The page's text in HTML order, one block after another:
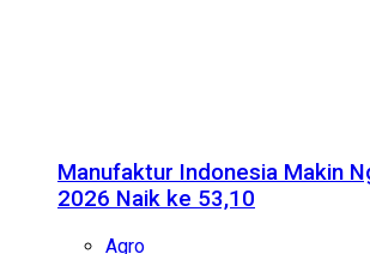
Manufaktur Indonesia Makin
2026 Naik ke 53,10
Agro